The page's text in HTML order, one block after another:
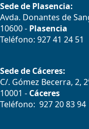
Sede de Plasencia:
Avda. Donantes de
10600 - Plasencia
Teléfono: 927 41 24 51
Sede de Cáceres:
C/. Gómez Becerra, 2,
10001 - Cáceres
Teléfono: 927 20 83 94